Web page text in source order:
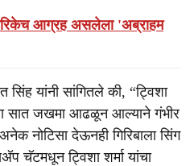
आग्रह असलेला 'अब्राहम
सिंह यांनी सांगितले की, “ट्विशा
सात जखमा आढळून आल्याने गंभीर
नोटिसा देऊनही गिरिबाला सिंग
चॅटमधून ट्विशा शर्मा यांचा